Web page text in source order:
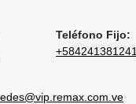
Teléfono Fijo:
+584241381241